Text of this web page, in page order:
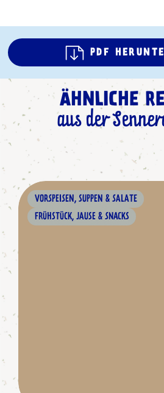
PDF
ÄHNLICHE
aus der
VORSPEISEN, SUPPEN & SALATE
FRÜHSTÜCK, JAUSE & SNACKS